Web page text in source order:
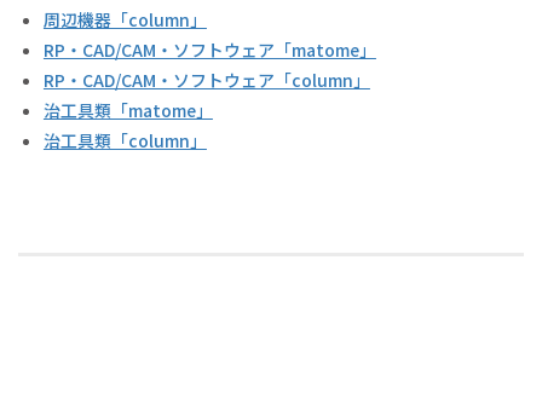
周辺機器「column」
RP・CAD/CAM・ソフトウェア「matome」
RP・CAD/CAM・ソフトウェア「column」
治工具類「matome」
治工具類「column」